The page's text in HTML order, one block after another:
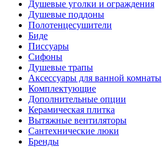
Душевые уголки и ограждения
Душевые поддоны
Полотенцесушители
Биде
Писсуары
Сифоны
Душевые трапы
Аксессуары для ванной комнаты
Комплектующие
Дополнительные опции
Керамическая плитка
Вытяжные вентиляторы
Сантехнические люки
Бренды